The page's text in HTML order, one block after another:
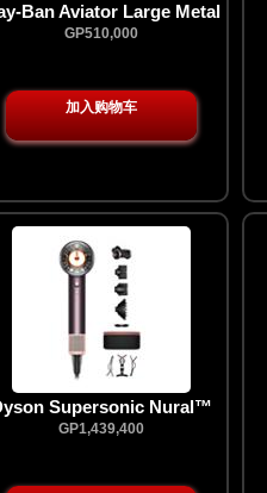
Ban Aviator Large Metal
GP510,000
加入购物车
Supersonic Nural™
hair dryer (Jasper plum)
GP1,439,400